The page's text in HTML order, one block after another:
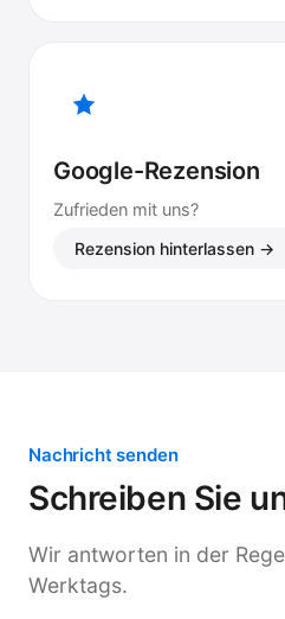
Google-Rezension
Zufrieden mit uns?
Rezension hinterlassen →
Nachricht senden
Schreiben Sie
Wir antworten in der
Werktags.